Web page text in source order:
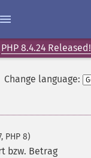
PHP 8.4.24 Released!
Change language:
PHP 8)
bzw. Betrag